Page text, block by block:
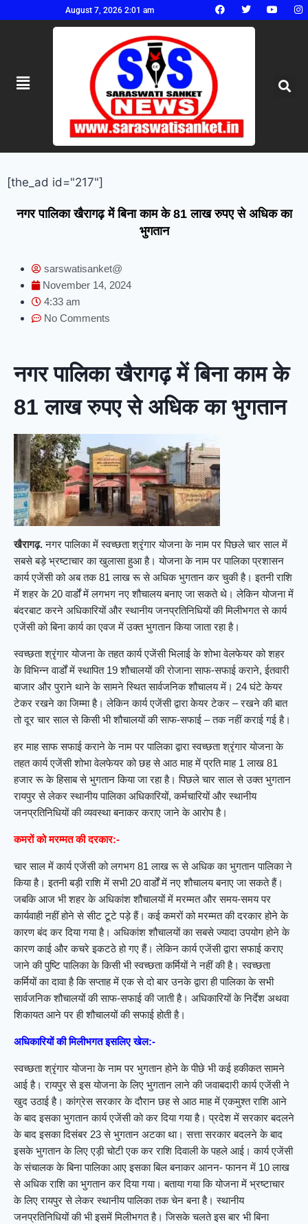
August 7, 2026 2:01 am
[the_ad id="217"]
नगर पालिका खैरागढ़ में बिना काम के 81 लाख रुपए से अधिक का
भुगतान
sarswatisanket@
November 14, 2024
4:33 am
No Comments
नगर पालिका खैरागढ़ में बिना काम के
81 लाख रुपए से अधिक का भुगतान
खैरागढ़.नगर पालिका में स्वच्छता श्रृंगार योजना के नाम पर पिछले चार साल में
सबसे बड़े भ्रष्टाचार का खुलासा हुआ है। योजना के नाम पर पालिका प्रशासन
कार्य एजेंसी को अब तक 81 लाख रू से अधिक भुगतान कर चुकी है। इतनी राशि
में शहर के 20 वार्डों में लगभग नए शौचालय बनाए जा सकते थे। लेकिन योजना में
बंदरबाट करने अधिकारियों और स्थानीय जनप्रतिनिधियों की मिलीभगत से कार्य
एजेंसी को बिना कार्य का एवज में उक्त भुगतान किया जाता रहा है।
स्वच्छता श्रृंगार योजना के तहत कार्य एजेंसी भिलाई के शोभा वेलफेयर को शहर
के विभिन्न वार्डों में स्थापित 19 शौचालयों की रोजाना साफ-सफाई कराने, ईतवारी
बाजार और पुराने थाने के सामने स्थित सार्वजनिक शौचालय में। 24 घंटे केयर
टेकर रखने का जिम्मा है। लेकिन कार्य एजेंसी द्वारा केयर टेकर – रखने की बात
तो दूर चार साल से किसी भी शौचालयों की साफ-सफाई – तक नहीं कराई गई है।
हर माह साफ सफाई कराने के नाम पर पालिका द्वारा स्वच्छता श्रृंगार योजना के
तहत कार्य एजेंसी शोभा वेलफेयर को छह से आठ माह में प्रति माह 1 लाख 81
हजार रू के हिसाब से भुगतान किया जा रहा है। पिछले चार साल से उक्त भुगतान
रायपुर से लेकर स्थानीय पालिका अधिकारियों, कर्मचारियों और स्थानीय
जनप्रतिनिधियों की व्यवस्था बनाकर कराए जाने के आरोप है।
कमरों को मरम्मत की दरकार:-
चार साल में कार्य एजेंसी को लगभग 81 लाख रू से अधिक का भुगतान पालिका ने
किया है। इतनी बड़ी राशि में सभी 20 वार्डों में नए शौचालय बनाए जा सकते हैं।
जबकि आज भी शहर के अधिकांश शौचालयों में मरम्मत और समय-समय पर
कार्यवाही नहीं होने से सीट टूटे पड़े हैं। कई कमरों को मरम्मत की दरकार होने के
कारण बंद कर दिया गया है। अधिकांश शौचालयों का सबसे ज्यादा उपयोग होने के
कारण काई और कचरे इकटठे हो गए हैं। लेकिन कार्य एजेंसी द्वारा सफाई कराए
जाने की पुष्टि पालिका के किसी भी स्वच्छता कर्मियों ने नहीं की है। स्वच्छता
कर्मियों का दावा है कि सप्ताह में एक से दो बार उनके द्वारा ही पालिका के सभी
सार्वजनिक शौचालयों की साफ-सफाई की जाती है। अधिकारियों के निर्देश अथवा
शिकायत आने पर ही शौचालयों की सफाई होती है।
अधिकारियों की मिलीभगत इसलिए खेल:-
स्वच्छता श्रृंगार योजना के नाम पर भुगतान होने के पीछे भी कई हकीकत सामने
आई है। रायपुर से इस योजना के लिए भुगतान लाने की जवाबदारी कार्य एजेंसी ने
खुद उठाई है। कांग्रेस सरकार के दौरान छह से आठ माह में एकमुश्त राशि आने
के बाद इसका भुगतान कार्य एजेंसी को कर दिया गया है। प्रदेश में सरकार बदलने
के बाद इसका दिसंबर 23 से भुगतान अटका था। सत्ता सरकार बदलने के बाद
इसके भुगतान के लिए एड़ी चोटी एक कर राशि दिवाली के पहले आई। कार्य एजेंसी
के संचालक के बिना पालिका आए इसका बिल बनाकर आनन- फानन में 10 लाख
से अधिक राशि का भुगतान कर दिया गया। बताया गया कि योजना में भ्रष्टाचार
के लिए रायपुर से लेकर स्थानीय पालिका तक चेन बना है। स्थानीय
जनप्रतिनिधियों की भी इसमें मिलीभगत है। जिसके चलते इस बार भी बिना